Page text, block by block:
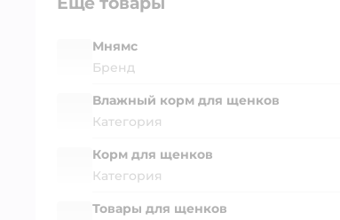
Мнямс
Бренд
Влажный корм для щенков
Категория
Корм для щенков
Категория
Товары для щенков